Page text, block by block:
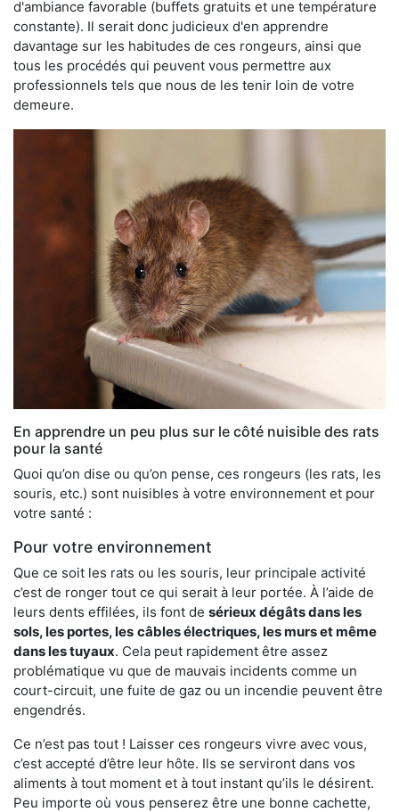
d'ambiance favorable (buffets gratuits et une température
constante). Il serait donc judicieux d'en apprendre
davantage sur les habitudes de ces rongeurs, ainsi que
tous les procédés qui peuvent vous permettre aux
professionnels tels que nous de les tenir loin de votre
demeure.
En apprendre un peu plus sur le côté nuisible des rats
pour la santé
Quoi qu’on dise ou qu’on pense, ces rongeurs (les rats, les
souris, etc.) sont nuisibles à votre environnement et pour
votre santé :
Pour votre environnement
Que ce soit les rats ou les souris, leur principale activité
c’est de ronger tout ce qui serait à leur portée. À l’aide de
leurs dents effilées, ils font de sérieux dégâts dans les
sols, les portes, les câbles électriques, les murs et même
dans les tuyaux. Cela peut rapidement être assez
problématique vu que de mauvais incidents comme un
court-circuit, une fuite de gaz ou un incendie peuvent être
engendrés.
Ce n’est pas tout ! Laisser ces rongeurs vivre avec vous,
c’est accepté d’être leur hôte. Ils se serviront dans vos
aliments à tout moment et à tout instant qu’ils le désirent.
Peu importe où vous penserez être une bonne cachette,